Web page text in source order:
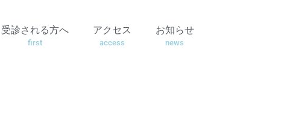
受診される方へ
first
アクセス
access
お知らせ
news